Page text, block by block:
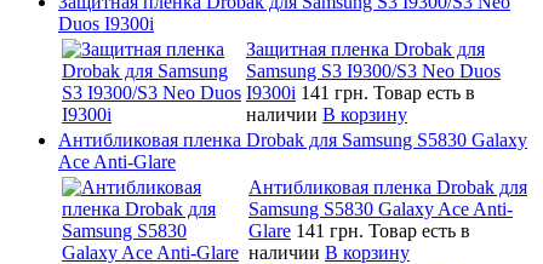
Duos I9300i
Защитная пленка Drobak для
Samsung S3 I9300/S3 Neo Duos
I9300i 141 грн. Товар есть в
наличии В корзину
Антибликовая пленка Drobak для Samsung S5830 Galaxy
Ace Anti-Glare
Антибликовая пленка Drobak для
Samsung S5830 Galaxy Ace Anti-
Glare 141 грн. Товар есть в
наличии В корзину